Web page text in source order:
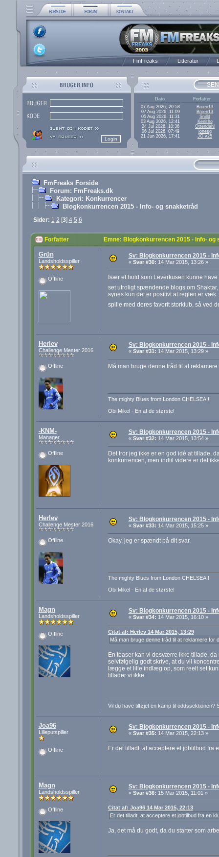
FmFreaks Litteratur
Dato
Forfatter
07 Aug 2026, 20:58
Broen13
07 Aug 2026, 11:09
Broen13
05 Aug 2026, 11:31
Snilld
03 Aug 2026, 12:41
Kenitho
24 Jul 2026, 10:36
Ottendahl
06 Jul 2026, 07:49
jonesg
21 Jun 2026, 17:41
JG v25
FmFreaks Forside
Forum: FmFreaks.dk
Kategori: Konkurrencer
Blogkonkurrencen 2015 - Info- og snakketråd
Sider: 1 2 [3] 4 5 6
Forfatter Emne: Blogkonkurrencen 2015 - Info-
Grün
Landsholdsspiller
Offline
Sv: Blogkonkurrencen 2015 -
« Svar #30: 14 Mar 2015, 13:26 »
Især et hold som Leverkusen kunne
set utroligt spændende blogs om
synes kun det er positivt at reglen er
spille med deres favorit storklub, så ved
Herlev
Challenge Mester 2016
Offline
Sv: Blogkonkurrencen 2015 -
« Svar #31: 14 Mar 2015, 13:29 »
Må man bruge denne tråd til at
The mighty Blues from London CHELSEA!!
Obi Mikel - En af de største!
-KNM-
Manager
Offline
Sv: Blogkonkurrencen 2015 -
« Svar #32: 14 Mar 2015, 13:54 »
Det tror jeg ikke er en god idé at tillade,
konkurrencen, men indtil videre er det
Herlev
Challenge Mester 2016
Offline
Sv: Blogkonkurrencen 2015 -
« Svar #33: 14 Mar 2015, 15:25 »
Okay, jeg er spændt på dit svar.
The mighty Blues from London CHELSEA!!
Obi Mikel - En af de største!
Magn
Landsholdsspiller
Offline
Sv: Blogkonkurrencen 2015 -
« Svar #34: 14 Mar 2015, 16:10 »
Citat af: Herlev 14 Mar 2015, 13:29
Må man bruge denne tråd til at reklamere for
En teaser kan vi desværre ikke tillade,
selvfølgelig godt skrive, at du vil
lægge et lille indlæg op, som reelt set
tillader vi ikke.
Vil du have tilføjet en kamp til oddssektionen?
Joa96
Lilleputspiller
Offline
Sv: Blogkonkurrencen 2015 -
« Svar #35: 14 Mar 2015, 22:13 »
Er det tilladt, at acceptere et jobtilbud fra
Magn
Landsholdsspiller
Offline
Sv: Blogkonkurrencen 2015 -
« Svar #36: 15 Mar 2015, 11:01 »
Citat af: Joa96 14 Mar 2015, 22:13
Er det tilladt, at acceptere et jobtilbud fra en
Ja, det må du godt, da du starter som